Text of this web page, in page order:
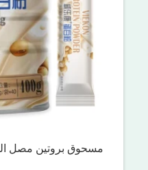
مسحوق بروتين مصل